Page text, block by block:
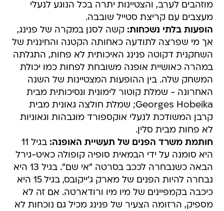
מוזהבים לערב, והצטיינות יתרה בכל הנוגע לנעלי
מעצבים עם קריצת סטייל שובבה.
הופעות בלתי נשכחות: קשה לסנן במקרה של פנינג,
אך מי שפרצה לתודעה כאחותה הקטנה והחיננית של
השחקנית דקוטה פנינג האיכותית לא פחות, התגלתה
במהרה כאושיית אופנה משובחת לפחות כמו יכולת
המשחק שלה. בין ההופעות המצטיינות של השנה
האחרונה - שמלת קוטור לימונית ונסיכותית מבית
Georges Hobeika; שמלת חולצה גאונית מבית
קרבן המשודכת לנעלי אוקספורד מוגבהות וגאוניות
לא פחות מבית סלין.
חותמת משרד הפנים של תעשיית האופנה:
בגיל 11
היא סומנה על ידי הבמאית סופיה קופולה כאיט-גירל
הבאה כשנבחרה לככב בסרטה "אי שם". בגיל 13 היא
נבחרה להיות הפנים של מארק ג'ייקובס, בגיל 15 היא
כיכבה בקמפיינים של מיו מיו ורודארטה. אם זה לא
מספיק, הרזומה הצעיר של פנינג מכיל גם נוכחות לא